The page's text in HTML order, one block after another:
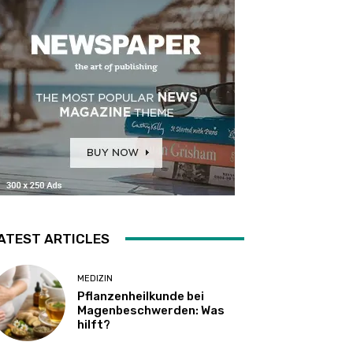
ARTICLES
MEDIZIN
Pflanzenheilkunde bei
Magenbeschwerden: Was
hilft?